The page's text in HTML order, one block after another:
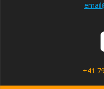
+41